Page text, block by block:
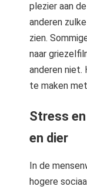
plezier aan
anderen
zien.
naar
anderen
te maken
Stress
en dier
In de
hogere